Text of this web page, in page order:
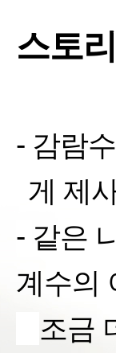
스토리
- 감람
게 제
- 같은
계수의
조금